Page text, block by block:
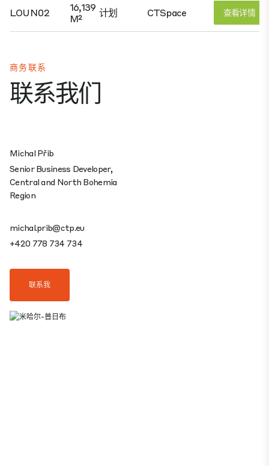
LOUN02
16,139
M²
计划 CTSpace 查看详情
商务联系
联系我们
Michal Přib
Senior Business Developer,
Central and North Bohemia
Region
michal.prib@ctp.eu
+420 778 734 734
联系我